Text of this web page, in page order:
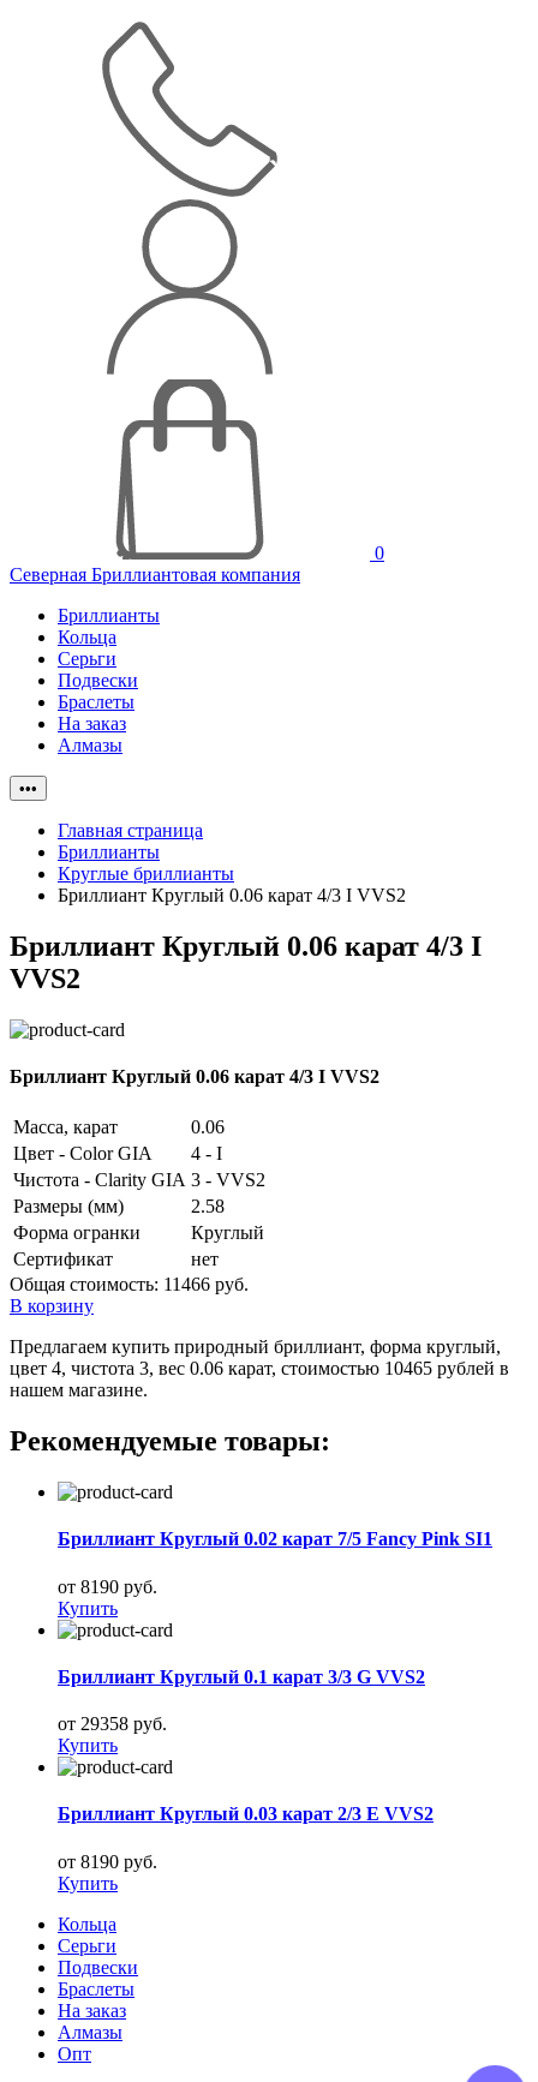
0
Северная Бриллиантовая компания
Бриллианты
Кольца
Серьги
Подвески
Браслеты
На заказ
Алмазы
•••
Главная страница
Бриллианты
Круглые бриллианты
Бриллиант Круглый 0.06 карат 4/3 I VVS2
Бриллиант Круглый 0.06 карат 4/3 I
VVS2
Бриллиант Круглый 0.06 карат 4/3 I VVS2
Масса, карат
0.06
Цвет - Color GIA
4 - I
Чистота - Clarity GIA 3 - VVS2
Размеры (мм)
2.58
Форма огранки
Круглый
Сертификат
нет
Общая стоимость: 11466 руб.
В корзину
Предлагаем купить природный бриллиант, форма круглый,
цвет 4, чистота 3, вес 0.06 карат, стоимостью 10465 рублей в
нашем магазине.
Рекомендуемые товары:
Бриллиант Круглый 0.02 карат 7/5 Fancy Pink SI1
от 8190 руб.
Купить
Бриллиант Круглый 0.1 карат 3/3 G VVS2
от 29358 руб.
Купить
Бриллиант Круглый 0.03 карат 2/3 E VVS2
от 8190 руб.
Купить
Кольца
Серьги
Подвески
Браслеты
На заказ
Алмазы
Опт